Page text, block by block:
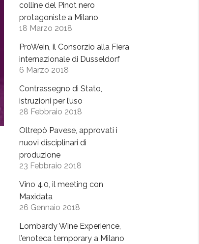
colline del Pinot nero
protagoniste a Milano
18 Marzo 2018
ProWein, il Consorzio alla Fiera
internazionale di Dusseldorf
6 Marzo 2018
Contrassegno di Stato,
istruzioni per l’uso
28 Febbraio 2018
Oltrepò Pavese, approvati i
nuovi disciplinari di
produzione
23 Febbraio 2018
Vino 4.0, il meeting con
Maxidata
26 Gennaio 2018
Lombardy Wine Experience,
l’enoteca temporary a Milano